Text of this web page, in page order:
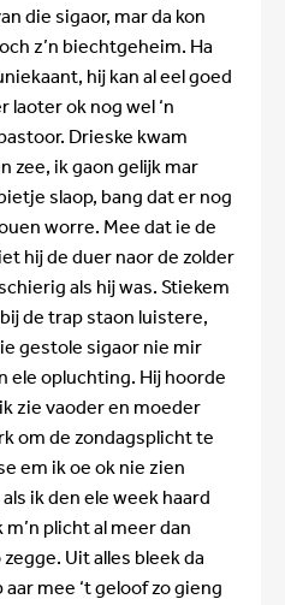
die sigaor, mar da kon
z’n biechtgeheim. Ha
hij kan al eel goed
ok nog wel ‘n
Drieske kwam
zee, ik gaon gelijk mar
slaop, bang dat er nog
worre. Mee dat ie de
hij de duer naor de zolder
als hij was. Stiekem
de trap staon luistere,
gestole sigaor nie mir
ele opluchting. Hij hoorde
zie vaoder en moeder
om de zondagsplicht te
em ik oe ok nie zien
ik den ele week haard
plicht al meer dan
Uit alles bleek da
mee ‘t geloof zo gieng